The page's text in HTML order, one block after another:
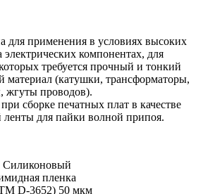
для применения в условиях высоких
электрических компонентах, для
требуется прочный и тонкий
материал (катушки, трансформаторы,
жгуты проводов).
сборке печатных плат в качестве
для пайки волной припоя.
Силиконовый
пленка
D-3652) 50 мкм